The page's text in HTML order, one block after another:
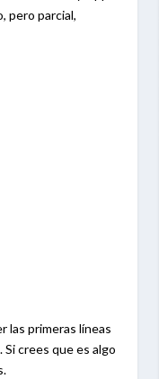
pero parcial,
las primeras líneas
crees que es algo